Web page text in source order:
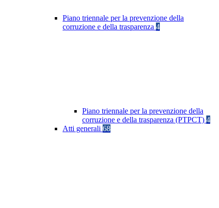
Piano triennale per la prevenzione della
corruzione e della trasparenza 4
Piano triennale per la prevenzione della
corruzione e della trasparenza (PTPCT) 4
Atti generali 68